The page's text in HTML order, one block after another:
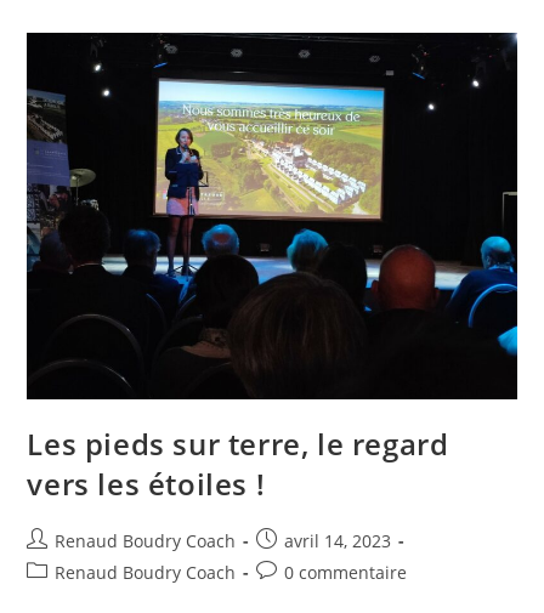
Les pieds sur terre, le regard
vers les étoiles !
Renaud Boudry Coach
avril 14, 2023
Renaud Boudry Coach
0 commentaire